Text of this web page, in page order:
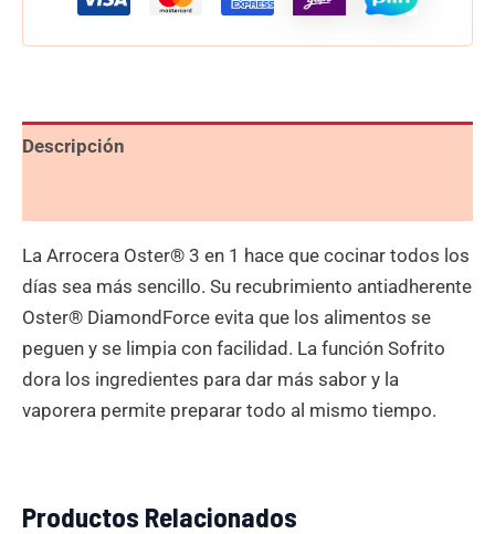
Descripción
La Arrocera Oster® 3 en 1 hace que cocinar todos los
días sea más sencillo. Su recubrimiento antiadherente
Oster® DiamondForce evita que los alimentos se
peguen y se limpia con facilidad. La función Sofrito
dora los ingredientes para dar más sabor y la
vaporera permite preparar todo al mismo tiempo.
Productos Relacionados